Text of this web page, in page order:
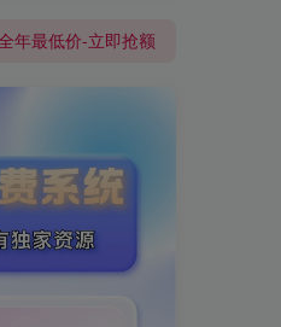
年最低价-立即抢额
!